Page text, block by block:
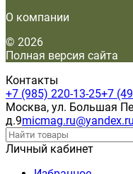
О компании
© 2026
Полная версия сайта
Контакты
+7 (985) 220-13-25+7
Москва, ул. Большая
д.9micmag.ru@yandex.ru
Личный кабинет